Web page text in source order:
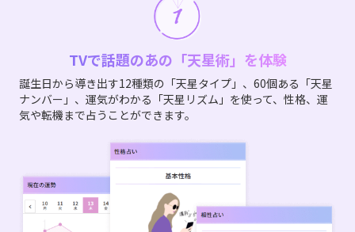
TVで話題のあの「天星術」を体験
誕生日から導き出す12種類の「天星タイプ」、60個ある「天星
ナンバー」、運気がわかる「天星リズム」を使って、性格、運
気や転機まで占うことができます。